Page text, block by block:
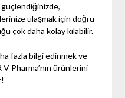
ulaşmak için doğru
çok daha kolay kılabilir.
fazla bilgi edinmek ve
Pharma’nın ürünlerini